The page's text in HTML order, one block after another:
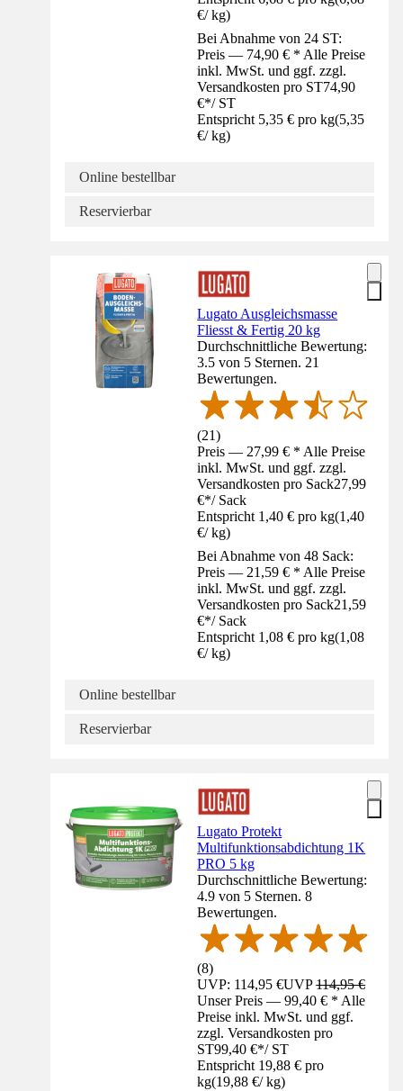
€/ kg)
Bei Abnahme von 24 ST:
Preis — 74,90 € * Alle Preise
inkl. MwSt. und ggf. zzgl.
Versandkosten pro ST74,90
€*/ ST
Entspricht 5,35 € pro kg(5,35
€/ kg)
Online bestellbar
Reservierbar
Lugato Ausgleichsmasse
Fliesst & Fertig 20 kg
Durchschnittliche Bewertung:
3.5 von 5 Sternen. 21
Bewertungen.
(21)
Preis — 27,99 € * Alle Preise
inkl. MwSt. und ggf. zzgl.
Versandkosten pro Sack27,99
€*/ Sack
Entspricht 1,40 € pro kg(1,40
€/ kg)
Bei Abnahme von 48 Sack:
Preis — 21,59 € * Alle Preise
inkl. MwSt. und ggf. zzgl.
Versandkosten pro Sack21,59
€*/ Sack
Entspricht 1,08 € pro kg(1,08
€/ kg)
Online bestellbar
Reservierbar
Lugato Protekt
Multifunktionsabdichtung 1K
PRO 5 kg
Durchschnittliche Bewertung:
4.9 von 5 Sternen. 8
Bewertungen.
(8)
UVP: 114,95 €UVP114,95 €
Unser Preis — 99,40 € * Alle
Preise inkl. MwSt. und ggf.
zzgl. Versandkosten pro
ST99,40 €*/ ST
Entspricht 19,88 € pro
kg(19,88 €/ kg)